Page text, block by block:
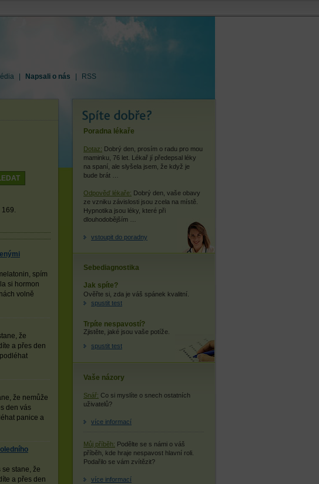
Napsali o nás
RSS
spím
si hormon
volně
že
a přes den
že nemůže
den vás
panice a
stane, že
a přes den
Poradna lékaře
Dotaz: Dobrý den, prosím o radu pro mou
maminku, 76 let. Lékař jí předepsal léky
na spaní, ale slyšela jsem, že když je
bude brát …
Odpověď lékaře: Dobrý den, vaše obavy
ze vzniku závislosti jsou zcela na místě.
Hypnotika jsou léky, které při
dlouhodobějším …
vstoupit do poradny
Sebediagnostika
Jak spíte?
Ověřte si, zda je váš spánek kvalitní.
spustit test
Trpíte nespavostí?
Zjistěte, jaké jsou vaše potíže.
spustit test
Vaše názory
Snář: Co si myslíte o snech ostatních
uživatelů?
více informací
Můj příběh: Podělte se s námi o váš
příběh, kde hraje nespavost hlavní roli.
Podařilo se vám zvítězit?
více informací